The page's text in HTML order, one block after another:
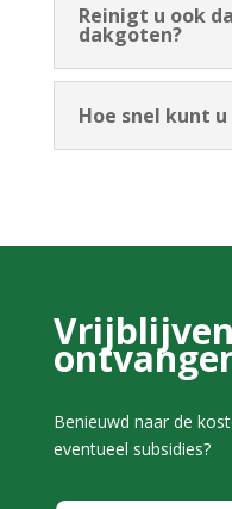
Reinigt u ook
dakgoten?
Hoe snel kunt
Benieuwd naar de
eventueel subsidies?